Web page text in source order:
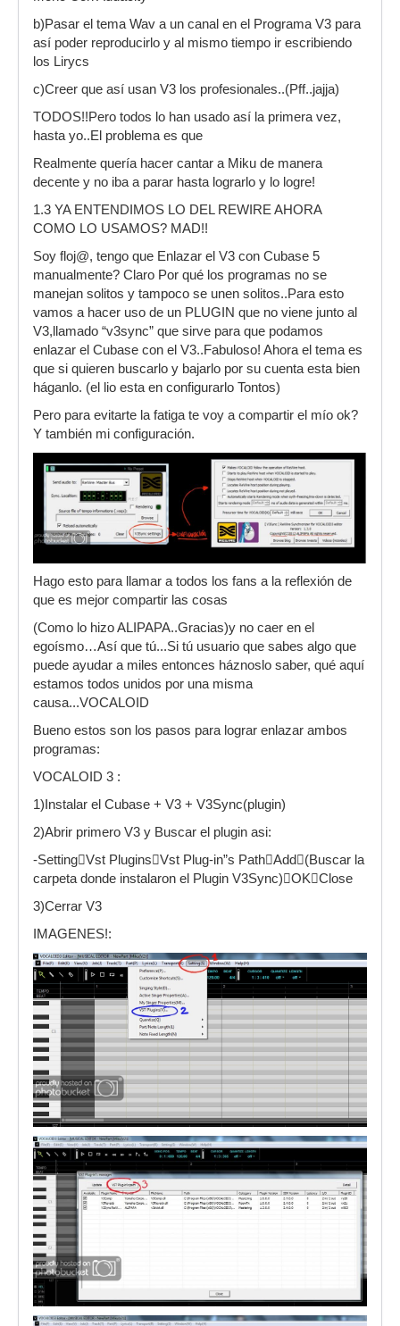
b)Pasar el tema Wav a un canal en el Programa V3 para
así poder reproducirlo y al mismo tiempo ir escribiendo
los Lirycs
c)Creer que así usan V3 los profesionales..(Pff..jajja)
TODOS!!Pero todos lo han usado así la primera vez,
hasta yo..El problema es que
Realmente quería hacer cantar a Miku de manera
decente y no iba a parar hasta lograrlo y lo logre!
1.3 YA ENTENDIMOS LO DEL REWIRE AHORA
COMO LO USAMOS? MAD!!
Soy floj@, tengo que Enlazar el V3 con Cubase 5
manualmente? Claro Por qué los programas no se
manejan solitos y tampoco se unen solitos..Para esto
vamos a hacer uso de un PLUGIN que no viene junto al
V3,llamado “v3sync” que sirve para que podamos
enlazar el Cubase con el V3..Fabuloso! Ahora el tema es
que si quieren buscarlo y bajarlo por su cuenta esta bien
háganlo. (el lio esta en configurarlo Tontos)
Pero para evitarte la fatiga te voy a compartir el mío ok?
Y también mi configuración.
Hago esto para llamar a todos los fans a la reflexión de
que es mejor compartir las cosas
(Como lo hizo ALIPAPA..Gracias)y no caer en el
egoísmo…Así que tú...Si tú usuario que sabes algo que
puede ayudar a miles entonces háznoslo saber, qué aquí
estamos todos unidos por una misma
causa...VOCALOID
Bueno estos son los pasos para lograr enlazar ambos
programas:
VOCALOID 3 :
1)Instalar el Cubase + V3 + V3Sync(plugin)
2)Abrir primero V3 y Buscar el plugin asi:
-SettingVst PluginsVst Plug-in”s PathAdd(Buscar la
carpeta donde instalaron el Plugin V3Sync)OKClose
3)Cerrar V3
IMAGENES!: